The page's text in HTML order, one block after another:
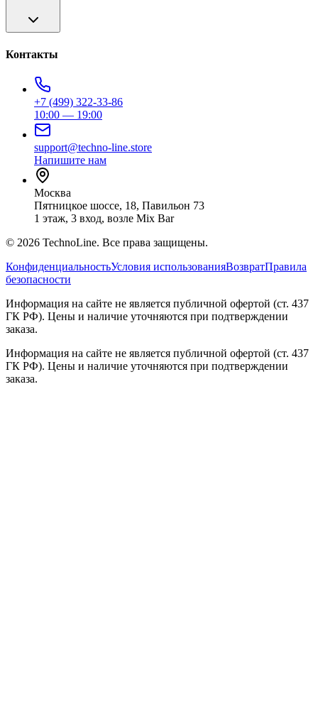
Контакты
+7 (499) 322-33-86
10:00 — 19:00
support@techno-line.store
Напишите нам
Москва
Пятницкое шоссе, 18, Павильон 73
1 этаж, 3 вход, возле Mix Bar
© 2026 TechnoLine. Все права защищены.
КонфиденциальностьУсловия использованияВозвратПравила
безопасности
Информация на сайте не является публичной офертой (ст. 437
ГК РФ). Цены и наличие уточняются при подтверждении
заказа.
Информация на сайте не является публичной офертой (ст. 437
ГК РФ). Цены и наличие уточняются при подтверждении
заказа.